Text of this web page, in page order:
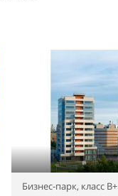
Бизнес-парк, класс B+